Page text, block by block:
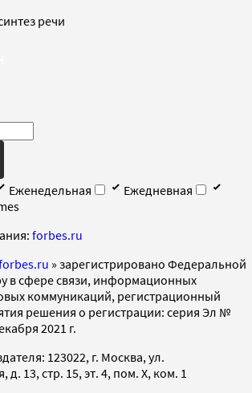
речи
Еженедельная
Ежедневная
forbes.ru
» зарегистрировано Федеральной
в сфере связи, информационных
коммуникаций, регистрационный
решения о регистрации: серия Эл №
2021 г.
123022, г. Москва, ул.
д. 13, стр. 15, эт. 4, пом. X, ком. 1